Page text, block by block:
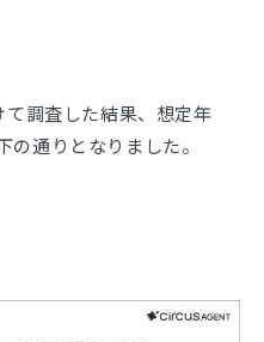
調査した結果、想定年
通りとなりました。